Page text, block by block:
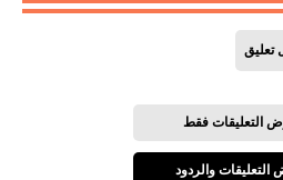
تعليق
التعليقات فقط
والردود